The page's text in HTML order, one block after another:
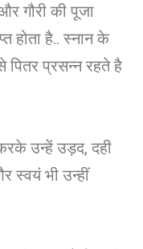
गौरी की पूजा
होता है.. स्नान के
पितर प्रसन्न रहते है
उन्हें उड़द, दही
स्वयं भी उन्हीं